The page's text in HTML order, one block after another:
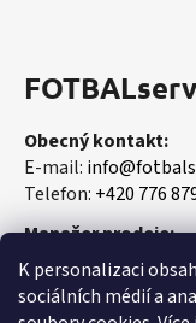
K personalizaci
sociálních médií a
Obecný kontakt:
E-mail:
Telefon: +420 776
Manažer prodeje:
Martin Vališ
Mobil:+420 606 657